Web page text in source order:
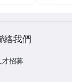
絡我們
才招募